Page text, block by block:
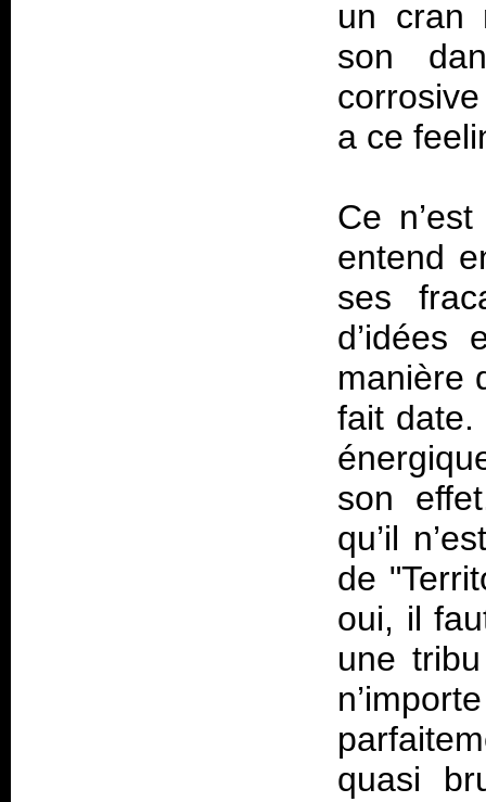
un cran
son
a ce
Ce
entend
ses
d’idées
manière
fait date.
son
qu’il
de
oui, il
une
quasi